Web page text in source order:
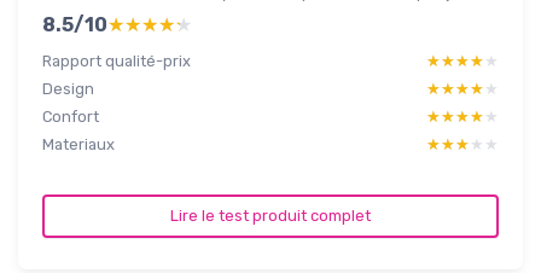
8.5/10★★★★★
★★★★★
Rapport qualité-prix ★★★★★
★★★★★
Design
★★★★★
★★★★★
Confort
★★★★★
★★★★★
Materiaux
★★★★★
★★★★★
Lire le test produit complet